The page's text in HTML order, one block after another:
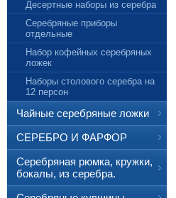
Десертные наборы из серебра
Серебряные приборы
отдельные
Набор кофейных серебряных
ложек
Наборы столового серебра на
12 персон
Чайные серебряные ложки
СЕРЕБРО И ФАРФОР
Серебряная рюмка, кружки,
бокалы, из серебра.